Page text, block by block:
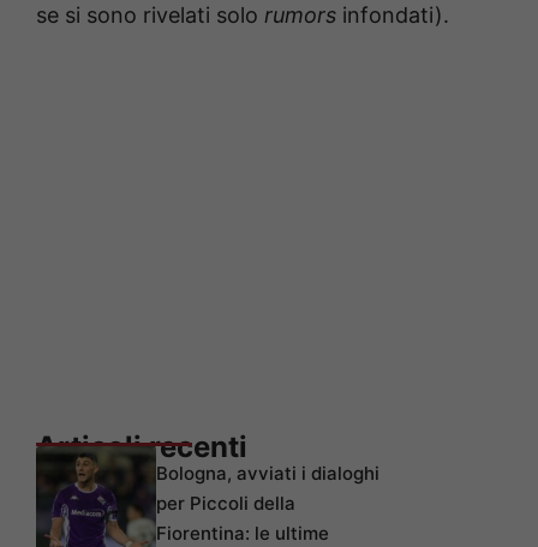
se si sono rivelati solo rumors infondati).
Articoli recenti
Bologna, avviati i dialoghi
per Piccoli della
Fiorentina: le ultime